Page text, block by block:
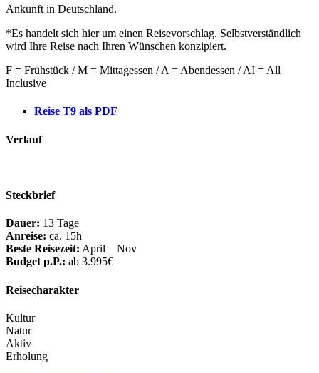
Ankunft in Deutschland.
*Es handelt sich hier um einen Reisevorschlag. Selbstverständlich
wird Ihre Reise nach Ihren Wünschen konzipiert.
F = Frühstück / M = Mittagessen / A = Abendessen / AI = All
Inclusive
Reise T9 als PDF
Verlauf
Steckbrief
Dauer: 13 Tage
Anreise: ca. 15h
Beste Reisezeit: April – Nov
Budget p.P.: ab 3.995€
Reisecharakter
Kultur
Natur
Aktiv
Erholung